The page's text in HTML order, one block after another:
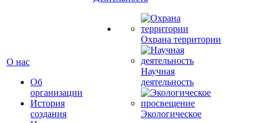
О нас
Об
организации
История
создания
Охрана территории
Научная
деятельность
Экологическое